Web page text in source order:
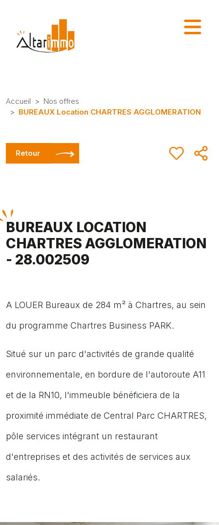
Accueil
Nos offres
BUREAUX Location CHARTRES AGGLOMERATION
Retour
BUREAUX LOCATION
CHARTRES AGGLOMERATION
- 28.002509
A LOUER Bureaux de 284 m² à Chartres, au sein
du programme Chartres Business PARK.
Situé sur un parc d'activités de grande qualité
environnementale, en bordure de l'autoroute A11
et de la RN10, l'immeuble bénéficiera de la
proximité immédiate de Central Parc CHARTRES,
pôle services intégrant un restaurant
d'entreprises et des activités de services aux
salariés.